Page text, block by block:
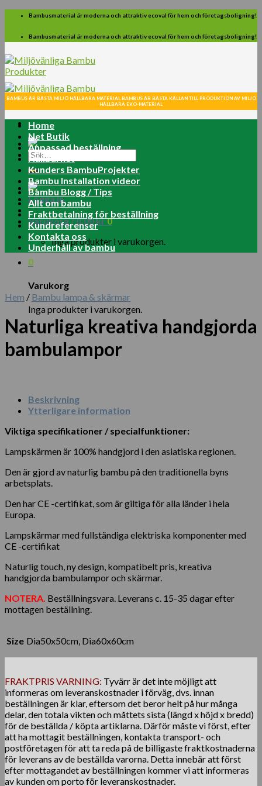
Skip
content
Bambusmaterial är moderna och attraktiv ecoval för hem och företagsboligning!
Bambusmaterial är moderna och attraktiv ecoval för hem och företagsboligning!
Sök
efter:
Logga in
Varukorg /0.00kr0
Inga produkter i varukorgen.
0
Varukorg
Inga produkter i varukorgen.
BAMBUS ÄR BÄSTA MILJÖ HÅLLBARA MATERIAL BAMBUS ÄR BÄSTA KÄLLAN TILL PRODUKTION AV MILJÖ
HÅLLBARA EKO-MATERIAL
Home
Net Butik
Anpassad beställning
Hållbarhet
Kunders BambuProjekter
Bambu Installation videor
Bambu Blogg / Tips
Allt om bambu
Fraktbetalning för beställning
Kundreferenser
Kontakta oss
Underhåll av bambu
Hem / Bambu lampa & skärmar
Naturliga kreativa handgjorda
bambulampor
Beskrivning
Ytterligare information
Viktiga specifikationer / specialfunktioner:
Lampskärmen är 100% handgjord i den asiatiska regionen.
Den är gjord av naturlig bambu på den traditionella byns
arbetsplats.
Den har CE -certifikat, som är giltiga för alla länder i hela
Europa.
Lampskärmar med fullständiga elektriska komponenter med
CE -certifikat
Naturlig touch, ny design, kompatibelt pris, kreativa
handgjorda bambulampor och skärmar.
NOTERA. Beställningsvara. Leverans c. 15-35 dagar efter
mottagen beställning.
Size Dia50x50cm, Dia60x60cm
FRAKTPRIS VARNING: Tyvärr är det inte möjligt att
informeras om leveranskostnader i förväg, dvs. innan
beställningen är klar, eftersom det beror helt på hur många
delar, den totala vikten och måttets sista (längd x höjd x bredd)
för de beställda / köpta artiklarna. Därför måste vi först, efter
att ha mottagit beställningen, kontakta transport- och
postföretagen för att ta reda på de billigaste fraktkostnaderna
för leverans av de beställda varorna. Detta innebär att först
efter mottagandet av beställningen kommer vi att informeras
av kunden om porto för leveranskostnader.